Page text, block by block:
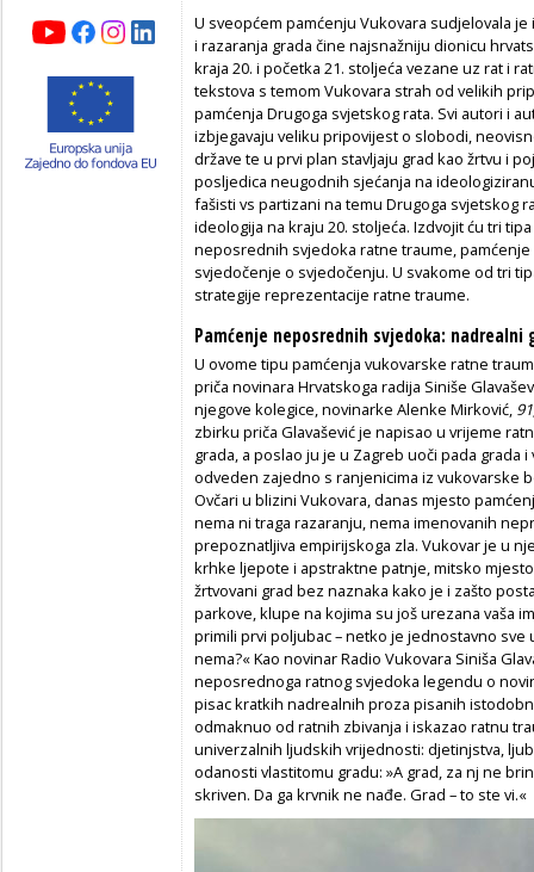
U sveopćem pamćenju Vukovara sudjelovala
i razaranja grada čine najsnažniju dionicu
kraja 20. i početka 21. stoljeća vezane uz rat i
tekstova s temom Vukovara strah od velikih
pamćenja Drugoga svjetskog rata. Svi autori i
izbjegavaju veliku pripovijest o slobodi,
države te u prvi plan stavljaju grad kao žrtvu i
posljedica neugodnih sjećanja na
fašisti vs partizani na temu Drugoga svjetskog
ideologija na kraju 20. stoljeća. Izdvojit ću tri
neposrednih svjedoka ratne traume,
svjedočenje o svjedočenju. U svakome od tri
strategije reprezentacije ratne traume.
Pamćenje neposrednih svjedoka: nadrealni
U ovome tipu pamćenja vukovarske ratne
priča novinara Hrvatskoga radija Siniše
njegove kolegice, novinarke Alenke Mirković,
zbirku priča Glavašević je napisao u vrijeme
grada, a poslao ju je u Zagreb uoči pada grada
odveden zajedno s ranjenicima iz vukovarske
Ovčari u blizini Vukovara, danas mjesto
nema ni traga razaranju, nema imenovanih
prepoznatljiva empirijskoga zla. Vukovar je u
krhke ljepote i apstraktne patnje, mitsko
žrtvovani grad bez naznaka kako je i zašto
parkove, klupe na kojima su još urezana vaša
primili prvi poljubac – netko je jednostavno
nema?« Kao novinar Radio Vukovara Siniša
neposrednoga ratnog svjedoka legendu o
pisac kratkih nadrealnih proza pisanih
odmaknuo od ratnih zbivanja i iskazao ratnu
univerzalnih ljudskih vrijednosti: djetinjstva,
odanosti vlastitomu gradu: »A grad, za nj ne
skriven. Da ga krvnik ne nađe. Grad – to ste vi.«